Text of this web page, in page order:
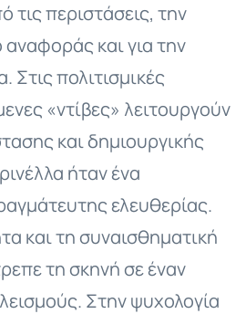
τις περιστάσεις, την
και για την
Στις πολιτισμικές
«ντίβες» λειτουργούν
και δημιουργικής
ήταν ένα
ελευθερίας.
και τη συναισθηματική
τη σκηνή σε έναν
Στην ψυχολογία